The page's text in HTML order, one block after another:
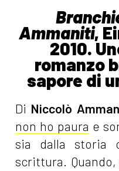
Ammaniti,
2010.
romanzo
sapore di
Di Niccolò
non ho paura e
sia dalla storia
scrittura.